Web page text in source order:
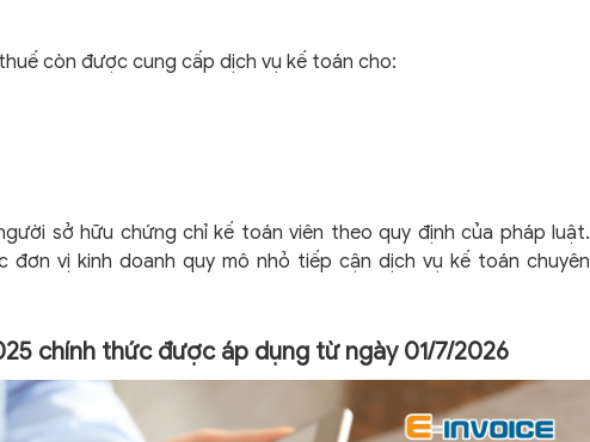
còn được cung cấp dịch vụ kế toán cho:
sở hữu chứng chỉ kế toán viên theo quy định của pháp luật.
đơn vị kinh doanh quy mô nhỏ tiếp cận dịch vụ kế toán chuyên
chính thức được áp dụng từ ngày 01/7/2026